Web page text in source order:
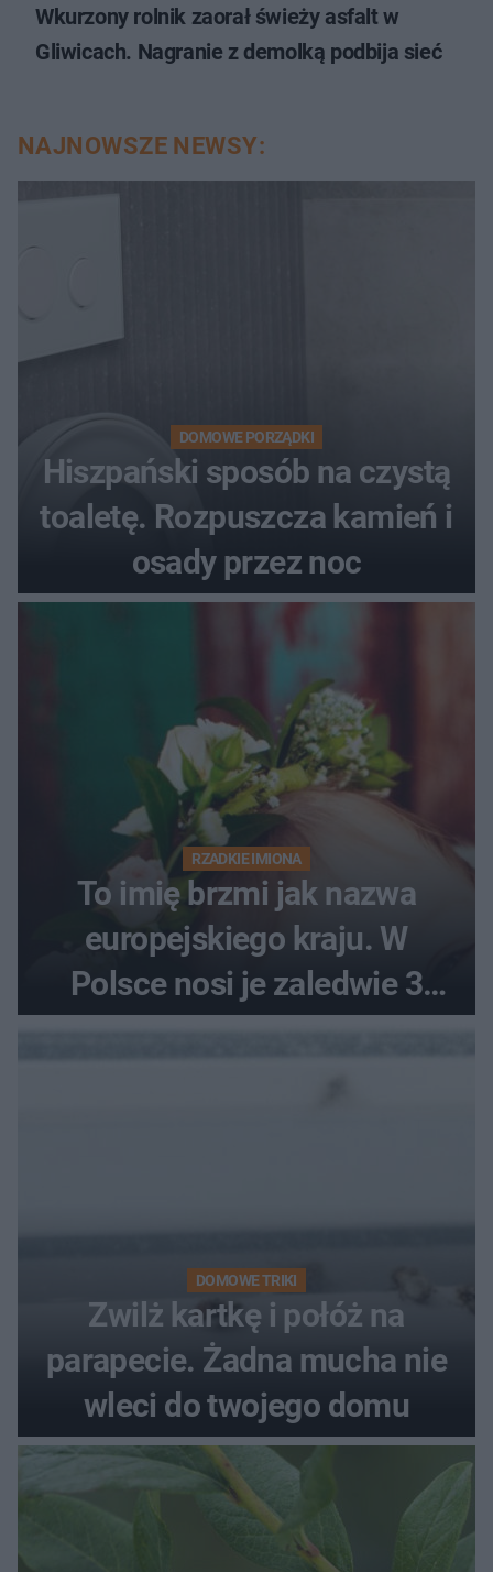
Wkurzony rolnik zaorał świeży asfalt w
Gliwicach. Nagranie z demolką podbija sieć
NAJNOWSZE NEWSY:
DOMOWE PORZĄDKI
Hiszpański sposób na czystą
toaletę. Rozpuszcza kamień i
osady przez noc
RZADKIE IMIONA
To imię brzmi jak nazwa
europejskiego kraju. W
Polsce nosi je zaledwie 3
kobiety
DOMOWE TRIKI
Zwilż kartkę i połóż na
parapecie. Żadna mucha nie
wleci do twojego domu